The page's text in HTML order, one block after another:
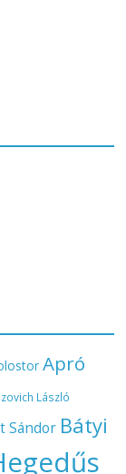
Apró
László
Sándor Bátyi